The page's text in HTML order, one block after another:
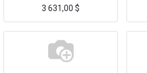
3 631,00 $